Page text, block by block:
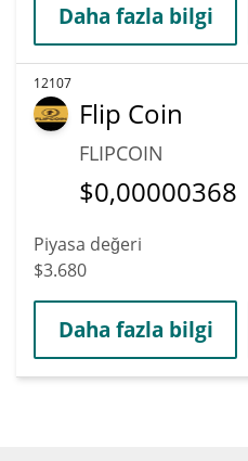
Daha fazla bilgi
12107
Flip Coin
FLIPCOIN
$0,00000368
Piyasa değeri
$3.680
Daha fazla bilgi